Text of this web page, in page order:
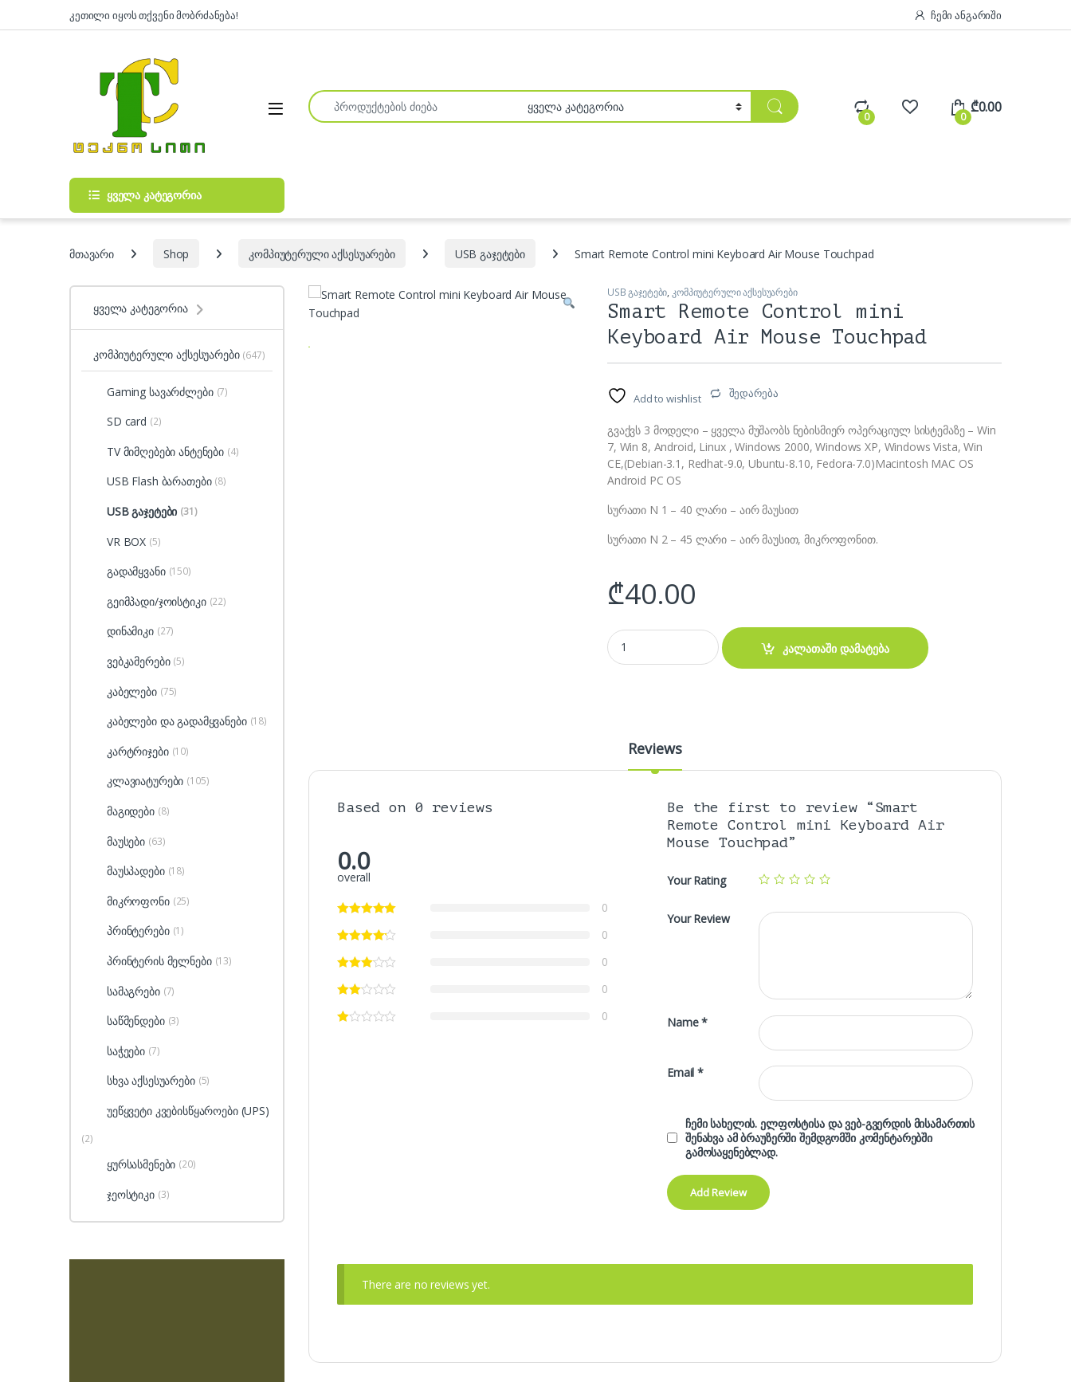
კეთილი იყოს თქვენი მობრძანება! ჩემი ანგარიში
Open
Search for:
0 0
₾0.00
ყველა კატეგორია
მთავარი Shop კომპიუტერული აქსესუარები USB გაჯეტები Smart Remote Control mini Keyboard Air Mouse Touchpad
USB გაჯეტები,კომპიუტერული აქსესუარები
Smart Remote Control mini
Keyboard Air Mouse Touchpad
Add to wishlist შედარება
გვაქვს 3 მოდელი – ყველა მუშაობს ნებისმიერ ოპერაციულ სისტემაზე – Win
7, Win 8, Android, Linux , Windows 2000, Windows XP, Windows Vista, Win
CE,(Debian-3.1, Redhat-9.0, Ubuntu-8.10, Fedora-7.0)Macintosh MAC OS
Android PC OS
სურათი N 1 – 40 ლარი – აირ მაუსით
სურათი N 2 – 45 ლარი – აირ მაუსით, მიკროფონით.
₾40.00
Smart Remote Control mini Keyboard Air Mouse Touchpad quantity
კალათაში დამატება
Reviews
Based on 0 reviews
0.0
overall
0
0
0
0
0
Be the first to review “Smart
Remote Control mini Keyboard Air
Mouse Touchpad”
Your Rating
Your Review
Name*
Email*
ჩემი სახელის. ელფოსტისა და ვებ-გვერდის მისამართის
შენახვა ამ ბრაუზერში შემდგომში კომენტარებში
გამოსაყენებლად.
There are no reviews yet.
ყველა კატეგორია
კომპიუტერული აქსესუარები (647)
Gaming სავარძლები (7)
SD card (2)
TV მიმღებები ანტენები (4)
USB Flash ბარათები (8)
USB გაჯეტები (31)
VR BOX (5)
გადამყვანი (150)
გეიმპადი/ჯოისტიკი (22)
დინამიკი (27)
ვებკამერები (5)
კაბელები (75)
კაბელები და გადამყვანები (18)
კარტრიჯები (10)
კლავიატურები (105)
მაგიდები (8)
მაუსები (63)
მაუსპადები (18)
მიკროფონი (25)
პრინტერები (1)
პრინტერის მელნები (13)
სამაგრები (7)
საწმენდები (3)
საჭეები (7)
სხვა აქსესუარები (5)
უეწყვეტი კვებისწყაროები (UPS)
(2)
ყურსასმენები (20)
ჯეოსტიკი (3)